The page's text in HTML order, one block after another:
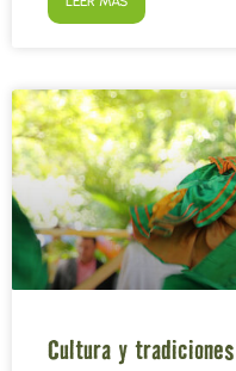
Cultura y tradiciones